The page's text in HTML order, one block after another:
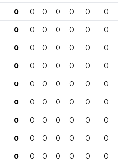
0 0 0 0 0 0 0
0 0 0 0 0 0 0
0 0 0 0 0 0 0
0 0 0 0 0 0 0
0 0 0 0 0 0 0
0 0 0 0 0 0 0
0 0 0 0 0 0 0
0 0 0 0 0 0 0
0 0 0 0 0 0 0